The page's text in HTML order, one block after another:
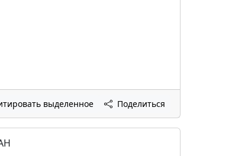
выделенное Поделиться